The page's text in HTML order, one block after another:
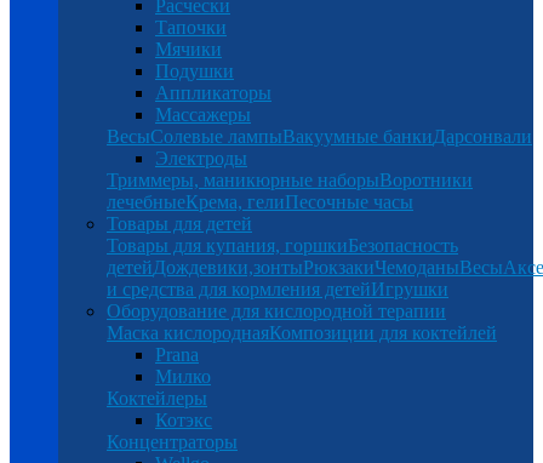
Расчески
Тапочки
Мячики
Подушки
Аппликаторы
Массажеры
ВесыСолевые лампыВакуумные банкиДарсонвали
Электроды
Триммеры, маникюрные наборыВоротники
лечебныеКрема, гелиПесочные часы
Товары для детей
Товары для купания, горшкиБезопасность
детейДождевики,зонтыРюкзакиЧемоданыВесы
и средства для кормления детейИгрушки
Оборудование для кислородной терапии
Маска кислороднаяКомпозиции для коктейлей
Prana
Милко
Коктейлеры
Котэкс
Концентраторы